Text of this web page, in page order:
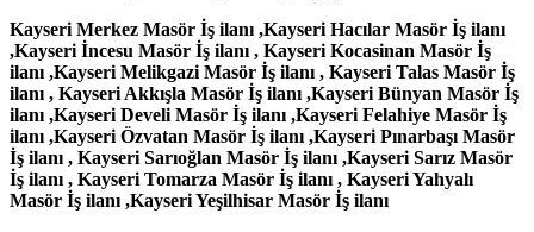
Kayseri Merkez Masör İş ilanı ,Kayseri Hacılar Masör İş ilanı
,Kayseri İncesu Masör İş ilanı , Kayseri Kocasinan Masör İş
ilanı ,Kayseri Melikgazi Masör İş ilanı , Kayseri Talas Masör İş
ilanı , Kayseri Akkışla Masör İş ilanı ,Kayseri Bünyan Masör İş
ilanı ,Kayseri Develi Masör İş ilanı ,Kayseri Felahiye Masör İş
ilanı ,Kayseri Özvatan Masör İş ilanı ,Kayseri Pınarbaşı Masör
İş ilanı , Kayseri Sarıoğlan Masör İş ilanı ,Kayseri Sarız Masör
İş ilanı , Kayseri Tomarza Masör İş ilanı , Kayseri Yahyalı
Masör İş ilanı ,Kayseri Yeşilhisar Masör İş ilanı